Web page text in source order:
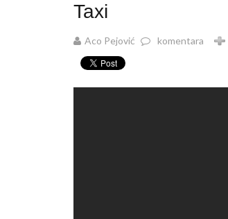
Taxi
Aco Pejović komentara